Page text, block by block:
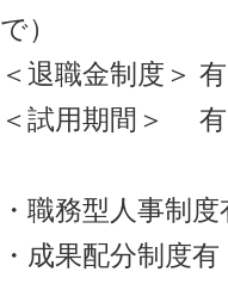
で）
＜退職金制度＞
＜試用期間＞
・職務型人事制度
・成果配分制度有